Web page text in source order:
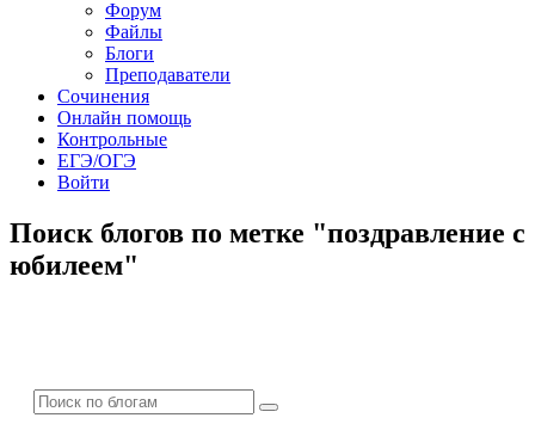
Форум
Файлы
Блоги
Преподаватели
Сочинения
Онлайн помощь
Контрольные
ЕГЭ/ОГЭ
Войти
Поиск блогов по метке "поздравление с
юбилеем"